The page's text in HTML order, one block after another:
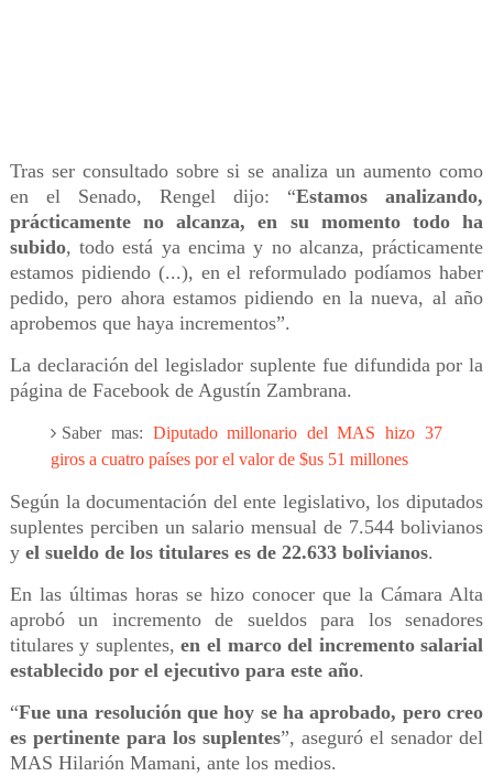
Tras ser consultado sobre si se analiza un aumento como
en el Senado, Rengel dijo: “Estamos analizando,
prácticamente no alcanza, en su momento todo ha
subido, todo está ya encima y no alcanza, prácticamente
estamos pidiendo (...), en el reformulado podíamos haber
pedido, pero ahora estamos pidiendo en la nueva, al año
aprobemos que haya incrementos”.
La declaración del legislador suplente fue difundida por la
página de Facebook de Agustín Zambrana.
Saber mas: Diputado millonario del MAS hizo 37
giros a cuatro países por el valor de $us 51 millones
Según la documentación del ente legislativo, los diputados
suplentes perciben un salario mensual de 7.544 bolivianos
y el sueldo de los titulares es de 22.633 bolivianos.
En las últimas horas se hizo conocer que la Cámara Alta
aprobó un incremento de sueldos para los senadores
titulares y suplentes,en el marco del incremento salarial
establecido por el ejecutivo para este año.
“Fue una resolución que hoy se ha aprobado, pero creo
es pertinente para los suplentes”, aseguró el senador del
MAS Hilarión Mamani, ante los medios.